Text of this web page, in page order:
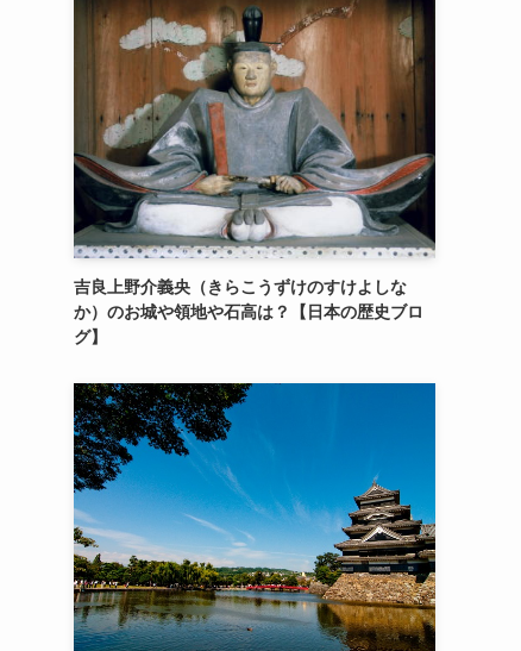
吉良上野介義央（きらこうずけのすけよしな
か）のお城や領地や石高は？【日本の歴史ブロ
グ】